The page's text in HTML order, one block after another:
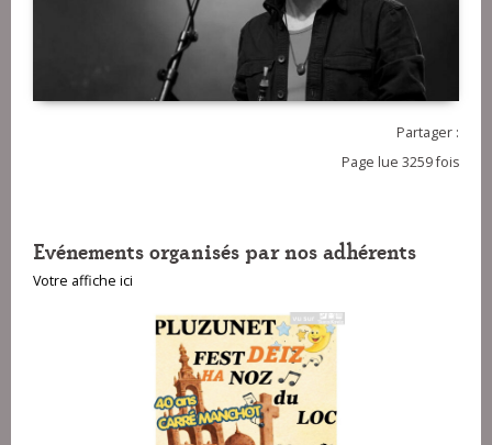
Partager :
Page lue 3259 fois
Evénements organisés par nos adhérents
Votre affiche ici